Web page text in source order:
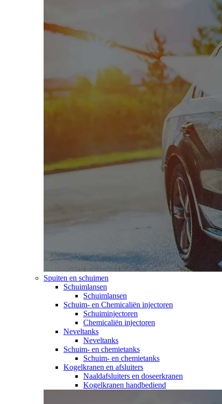
Spuiten en schuimen
Schuimlansen
Schuimlansen
Schuim- en Chemicaliën injectoren
Schuiminjectoren
Chemicaliën injectoren
Neveltanks
Neveltanks
Schuim- en chemietanks
Schuim- en chemietanks
Kogelkranen en afsluiters
Naaldafsluiters en doseerkranen
Kogelkranen handbediend